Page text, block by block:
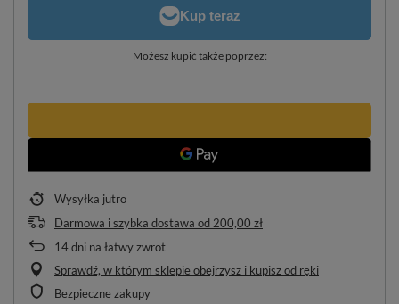
Możesz kupić także poprzez:
Wysyłka jutro
Darmowa i szybka dostawa od 200,00 zł
14dni na łatwy zwrot
Sprawdź, w którym sklepie obejrzysz i kupisz od ręki
Bezpieczne zakupy